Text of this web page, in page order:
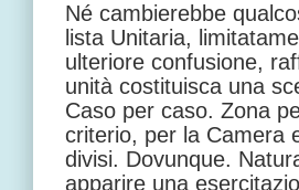
Né cambierebbe
lista Unitaria,
ulteriore confusione,
unità costituisca una
Caso per caso. Zona
criterio, per la Camera
divisi. Dovunque.
apparire una